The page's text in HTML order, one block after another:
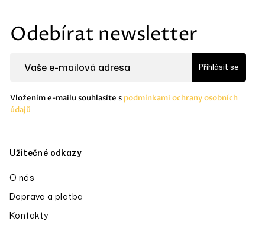
Odebírat newsletter
Přihlásit se
Vložením e-mailu souhlasíte s podmínkami ochrany osobních
údajů
Užitečné odkazy
O nás
Doprava a platba
Kontakty